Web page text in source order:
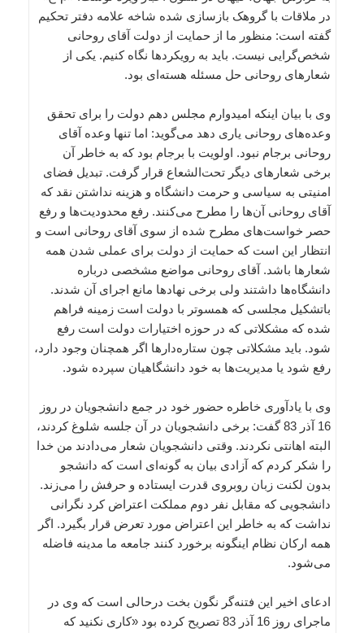
در ملاقات با گروهک بازسازی شده شاخه علامه دفتر تحکیم
گفته است: منظور ما از حمایت از دولت آقای روحانی
شخص‌گرایی نیست. باید به رویکردها نگاه کنیم. یکی از
شعارهای روحانی حل مسئله هسته‌ای بود.
وی با بیان اینکه امیدوارم مجلس دهم دولت را برای تحقق
وعده‌های روحانی یاری دهد می‌گوید: اما تنها وعده آقای
روحانی برجام نبود. اولویت با برجام بود که به خاطر آن
برخی شعارهای دیگر تحت‌الشعاع قرار گرفت. تبدیل فضای
امنیتی به سیاسی و حرمت دانشگاه و هزینه نداشتن نقد که
آقای روحانی آن‌ها را مطرح می‌کنند. رفع محدودیت‌ها و رفع
حصر خواست‌های مطرح شده از سوی آقای روحانی است و
انتظار این است که حمایت از دولت برای عملی شدن همه
شعارها باشد. آقای روحانی مواضع مشخصی درباره
دانشگاه‌ها داشتند ولی برخی نهادها مانع اجرای آن شدند.
باتشکیل مجلسی که همسوتر با دولت است زمینه فراهم
شده که مشکلاتی که در حوزه اختیارات دولت است رفع
شود. باید مشکلاتی چون ستاره‌دارها اگر همچنان وجود دارد،
رفع شود یا مدیریت‌ها به خود دانشگاهیان سپرده شود.
وی با یادآوری خاطره حضور خود در جمع دانشجویان در روز
16 آذر 83 گفت: برخی دانشجویان در آن جلسه شلوغ کردند،
البته اهانتی نکردند. وقتی دانشجویان شعار می‌دادند من خدا
را شکر کردم که آزادی بیان به گونه‌ای است که دانشجو
بدون لکنت زبان روبروی قدرت ایستاده و حرفش را می‌زند.
دانشجویی که مقابل نفر دوم مملکت اعتراض کرد نگرانی
نداشت که به خاطر این اعتراض مورد تعرض قرار بگیرد. اگر
همه ارکان نظام اینگونه برخورد کنند جامعه ما مدینه فاضله
می‌شود.
ادعای اخیر این فتنه‌گر نگون بخت درحالی است که وی در
ماجرای روز 16 آذر 83 تصریح کرده بود «کاری نکنید که